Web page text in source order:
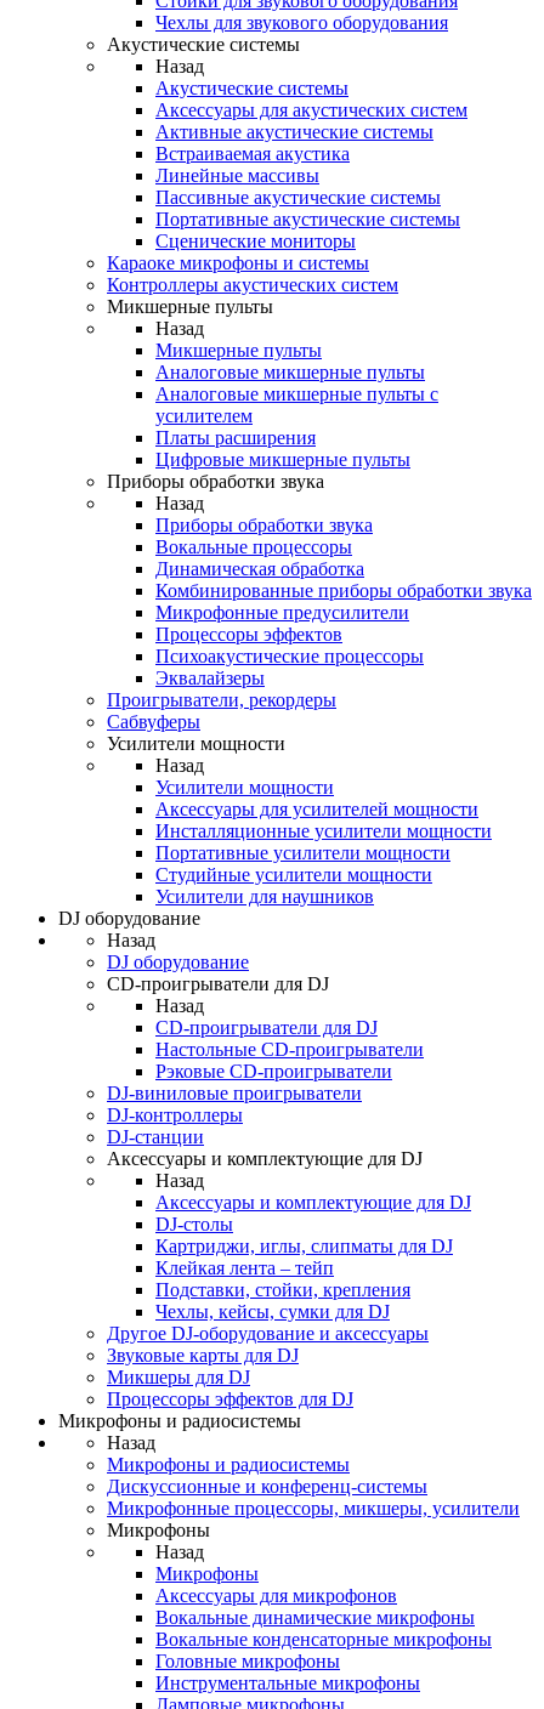
Чехлы для звукового оборудования
Акустические системы
Назад
Акустические системы
Аксессуары для акустических систем
Активные акустические системы
Встраиваемая акустика
Линейные массивы
Пассивные акустические системы
Портативные акустические системы
Сценические мониторы
Караоке микрофоны и системы
Контроллеры акустических систем
Микшерные пульты
Назад
Микшерные пульты
Аналоговые микшерные пульты
Аналоговые микшерные пульты с
усилителем
Платы расширения
Цифровые микшерные пульты
Приборы обработки звука
Назад
Приборы обработки звука
Вокальные процессоры
Динамическая обработка
Комбинированные приборы обработки звука
Микрофонные предусилители
Процессоры эффектов
Психоакустические процессоры
Эквалайзеры
Проигрыватели, рекордеры
Сабвуферы
Усилители мощности
Назад
Усилители мощности
Аксессуары для усилителей мощности
Инсталляционные усилители мощности
Портативные усилители мощности
Студийные усилители мощности
Усилители для наушников
DJ оборудование
Назад
DJ оборудование
CD-проигрыватели для DJ
Назад
CD-проигрыватели для DJ
Настольные CD-проигрыватели
Рэковые CD-проигрыватели
DJ-виниловые проигрыватели
DJ-контроллеры
DJ-станции
Аксессуары и комплектующие для DJ
Назад
Аксессуары и комплектующие для DJ
DJ-столы
Картриджи, иглы, слипматы для DJ
Клейкая лента – тейп
Подставки, стойки, крепления
Чехлы, кейсы, сумки для DJ
Другое DJ-оборудование и аксессуары
Звуковые карты для DJ
Микшеры для DJ
Процессоры эффектов для DJ
Микрофоны и радиосистемы
Назад
Микрофоны и радиосистемы
Дискуссионные и конференц-системы
Микрофонные процессоры, микшеры, усилители
Микрофоны
Назад
Микрофоны
Аксессуары для микрофонов
Вокальные динамические микрофоны
Вокальные конденсаторные микрофоны
Головные микрофоны
Инструментальные микрофоны
Ламповые микрофоны